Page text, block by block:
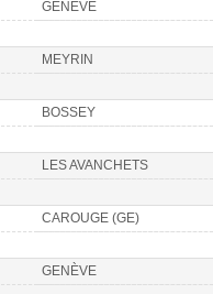
GENÈVE
MEYRIN
BOSSEY
LES AVANCHETS
CAROUGE (GE)
GENÈVE